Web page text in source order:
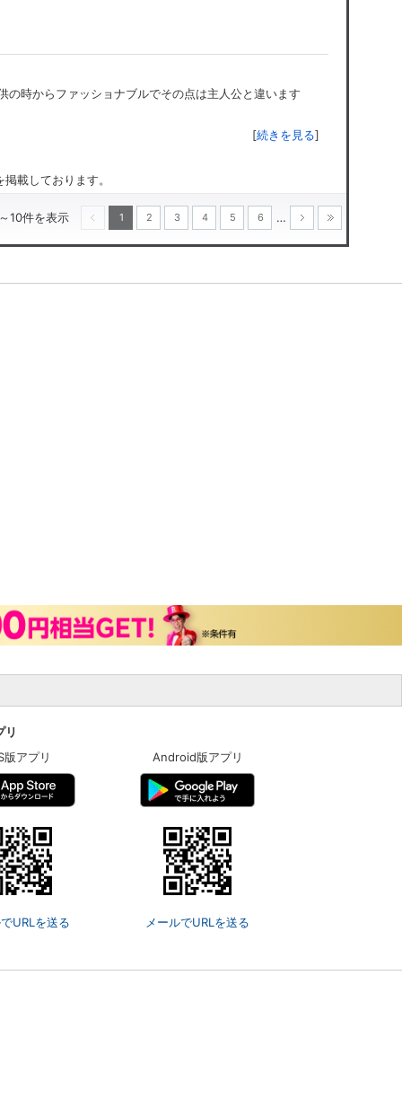
時からファッショナブルでその点は主人公と違います
[続きを見る]
載しております。
10件を表示 1 2 3 4 5 6 …
版アプリ
URLを送る
Android版アプリ
メールでURLを送る